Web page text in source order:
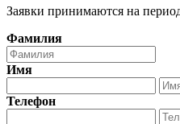
Заявки принимаются на
Фамилия
Имя
Телефон